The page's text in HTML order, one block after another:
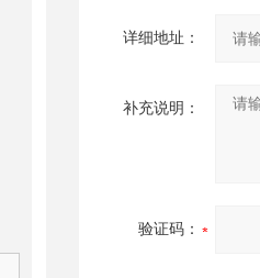
详细地址：
补充说明：
验证码：